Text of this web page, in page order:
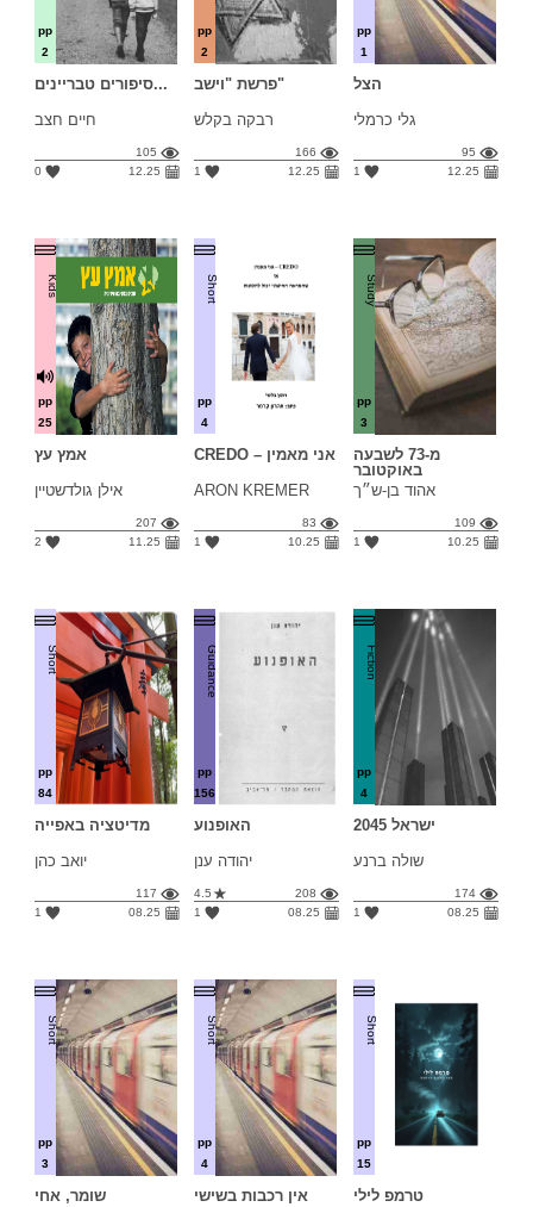
pp
2
סיפורים טבריינים...
חיים חצב
105
12.25
0
pp
2
פרשת "וישב"
רבקה בקלש
166
12.25
1
pp
1
הצל
גלי כרמלי
95
12.25
1
Kids
pp
25
אמץ עץ
אילן גולדשטיין
207
11.25
2
Short
pp
4
CREDO – אני מאמין
ARON KREMER
83
10.25
1
Study
pp
3
מ-73 לשבעה
באוקטובר
אהוד בן-ש״ך
109
10.25
1
Short
pp
84
מדיטציה באפייה
יואב כהן
117
08.25
1
Guidance
pp
156
האופנוע
יהודה ענן
208
4.5
08.25
1
Fiction
pp
4
ישראל 2045
שולה ברנע
174
08.25
1
Short
pp
3
שומר, אחי
Short
pp
4
אין רכבות בשישי
Short
pp
15
טרמפ לילי